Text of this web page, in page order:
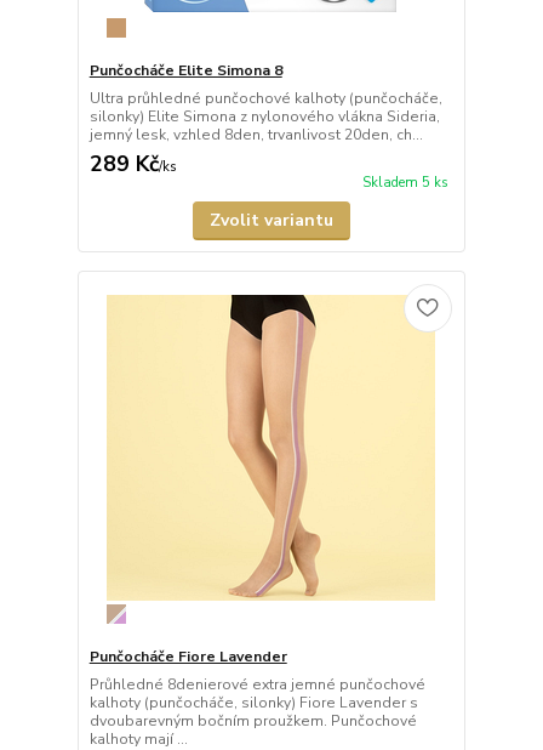
Punčocháče Elite Simona 8
Ultra průhledné punčochové kalhoty (punčocháče,
silonky) Elite Simona z nylonového vlákna Sideria,
jemný lesk, vzhled 8den, trvanlivost 20den, ch...
289 Kč/ks
Skladem 5 ks
Zvolit variantu
Punčocháče Fiore Lavender
Průhledné 8denierové extra jemné punčochové
kalhoty (punčocháče, silonky) Fiore Lavender s
dvoubarevným bočním proužkem. Punčochové
kalhoty mají ...